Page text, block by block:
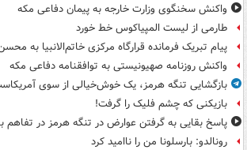
واکنش سخنگوی وزارت خارجه به پیمان دفاعی مکه
طارمی از لیست المپیاکوس خط خورد
پیام تبریک فرمانده قرارگاه مرکزی خاتم‌الانبیا به
واکنش روزنامه صهیونیستی به توافقنامه دفاعی مکه
بازگشایی تنگه هرمز، یک خوش‌خیالی از سوی
بازیکنی که چشم فلیک را گرفت!
پاسخ بقایی به گرفتن عوارض در تنگه هرمز در تفاهم
رونالدو: بارسلونا من را ناامید کرد